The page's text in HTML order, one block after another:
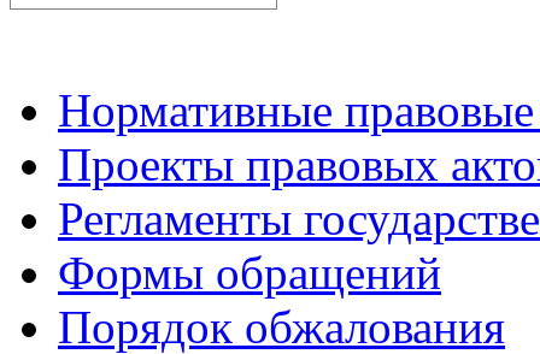
Нормативные
Проекты правовых
Регламенты
Формы обращений
Порядок обжалования